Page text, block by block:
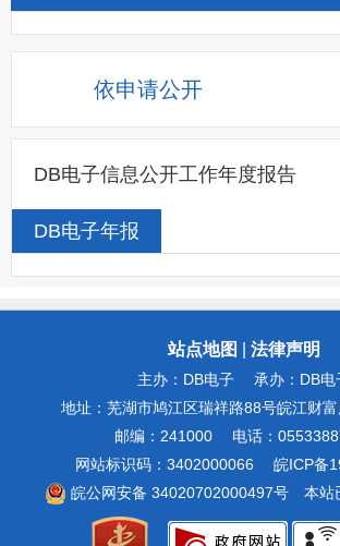
依申请公开
DB电子信息公开工作年度报告
DB电子年报
站点地图 法律声明
主办：DB电子
承办：DB电
地址：芜湖市鸠江区瑞祥路88号皖江财
邮编：241000
电话：
网站标识码：3402000066
皖ICP备
皖公网安备 34020702000497号
本站